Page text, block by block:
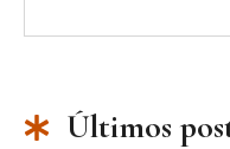
Últimos